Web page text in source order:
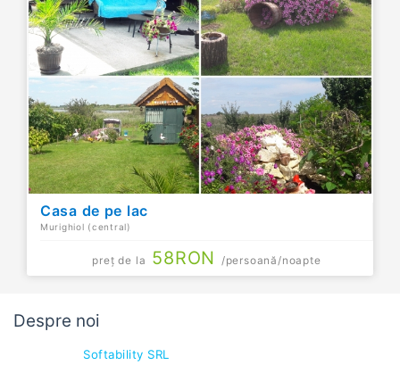
Casa de pe lac
Murighiol (central)
preț de la 58RON /persoană/noapte
Despre noi
Softability SRL